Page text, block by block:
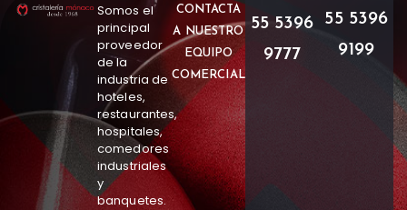
Somos el
principal
proveedor
de la
industria de
hoteles,
restaurantes,
hospitales,
comedores
industriales
y
banquetes.
CONTACTA
A NUESTRO
EQUIPO
COMERCIAL
55 5396
9777
55 5396
9199